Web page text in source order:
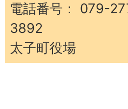
電話番号： 079-
3892
太子町役場